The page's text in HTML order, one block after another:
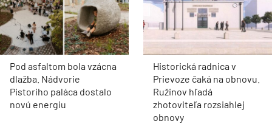
Pod asfaltom bola vzácna
dlažba. Nádvorie
Pistoriho paláca dostalo
novú energiu
Historická radnica v
Prievoze čaká na obnovu.
Ružinov hľadá
zhotoviteľa rozsiahlej
obnovy